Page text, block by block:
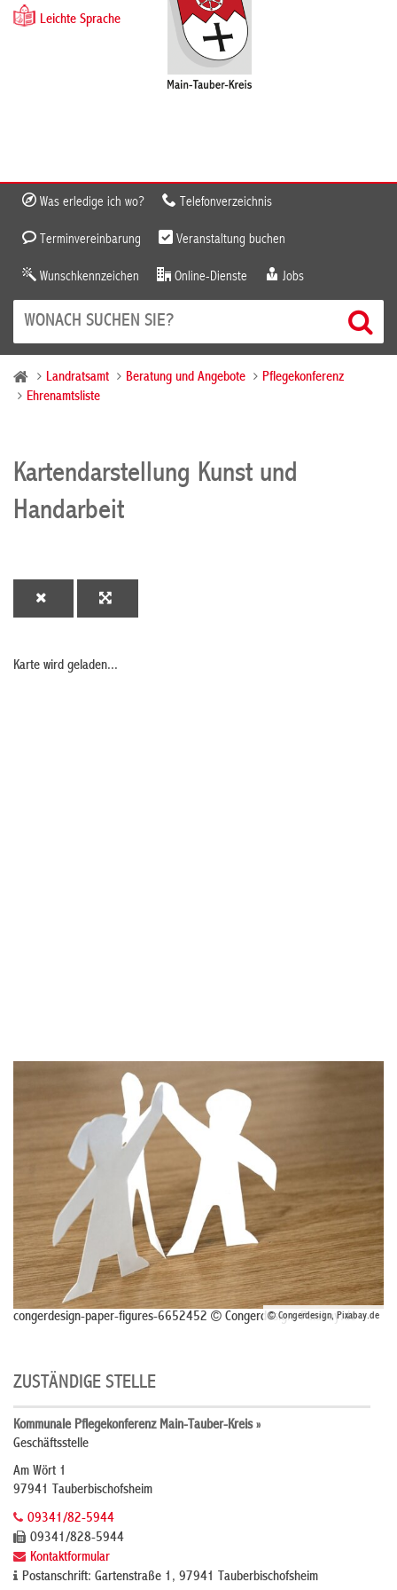
Leichte Sprache
Was erledige ich wo? Telefonverzeichnis
Terminvereinbarung Veranstaltung buchen
Wunschkennzeichen Online-Dienste Jobs
Landratsamt Beratung und Angebote
Pflegekonferenz
Ehrenamtsliste
Kartendarstellung Kunst und
Handarbeit
Karte wird geladen...
© Congerdesign, Pixabay.de
congerdesign-paper-figures-6652452 © Congerdesign, Pixabay.de
ZUSTÄNDIGE STELLE
Kommunale Pflegekonferenz Main-Tauber-Kreis »
Geschäftsstelle
Am Wört 1
97941 Tauberbischofsheim
09341/82-5944
09341/828-5944
Kontaktformular
Postanschrift: Gartenstraße 1, 97941 Tauberbischofsheim